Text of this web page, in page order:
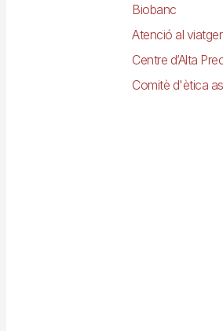
Biobanc
Atenció al viatger
Centre d’Alta
Comitè d'ètica